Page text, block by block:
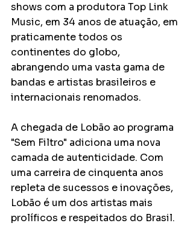
shows com a produtora Top Link
Music, em 34 anos de atuação, em
praticamente todos os
continentes do globo,
abrangendo uma vasta gama de
bandas e artistas brasileiros e
internacionais renomados.
A chegada de Lobão ao programa
"Sem Filtro" adiciona uma nova
camada de autenticidade. Com
uma carreira de cinquenta anos
repleta de sucessos e inovações,
Lobão é um dos artistas mais
prolíficos e respeitados do Brasil.